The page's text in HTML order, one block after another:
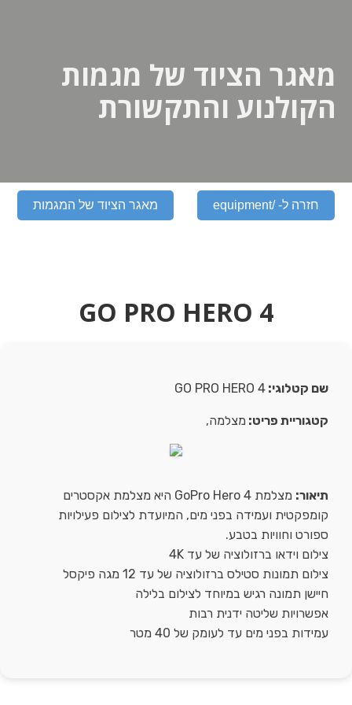
מאגר הציוד של מגמות
הקולנוע והתקשורת
חזרה ל- /equipment מאגר הציוד של המגמות
GO PRO HERO 4
שם קטלוגי: GO PRO HERO 4
קטגוריית פריט: מצלמה,
תיאור:
מצלמת GoPro Hero 4 היא מצלמת אקסטרים
קומפקטית ועמידה בפני מים, המיועדת לצילום פעילויות
ספורט וחוויות בטבע.
צילום וידאו ברזולוציה של עד 4K
צילום תמונות סטילס ברזולוציה של עד 12 מגה פיקסל
חיישן תמונה רגיש במיוחד לצילום בלילה
אפשרויות שליטה ידנית רבות
עמידות בפני מים עד לעומק של 40 מטר